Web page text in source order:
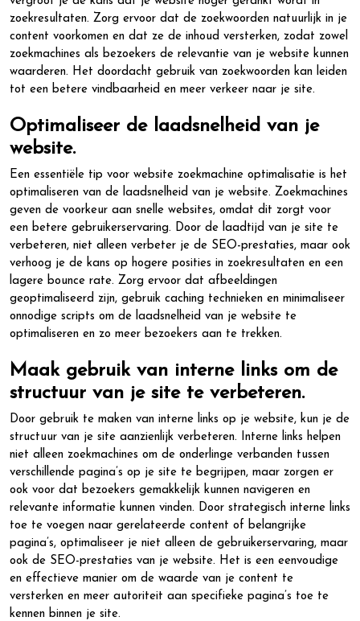
zoekresultaten. Zorg ervoor dat de zoekwoorden natuurlijk in je
content voorkomen en dat ze de inhoud versterken, zodat zowel
zoekmachines als bezoekers de relevantie van je website kunnen
waarderen. Het doordacht gebruik van zoekwoorden kan leiden
tot een betere vindbaarheid en meer verkeer naar je site.
Optimaliseer de laadsnelheid van je
website.
Een essentiële tip voor website zoekmachine optimalisatie is het
optimaliseren van de laadsnelheid van je website. Zoekmachines
geven de voorkeur aan snelle websites, omdat dit zorgt voor
een betere gebruikerservaring. Door de laadtijd van je site te
verbeteren, niet alleen verbeter je de SEO-prestaties, maar ook
verhoog je de kans op hogere posities in zoekresultaten en een
lagere bounce rate. Zorg ervoor dat afbeeldingen
geoptimaliseerd zijn, gebruik caching technieken en minimaliseer
onnodige scripts om de laadsnelheid van je website te
optimaliseren en zo meer bezoekers aan te trekken.
Maak gebruik van interne links om de
structuur van je site te verbeteren.
Door gebruik te maken van interne links op je website, kun je de
structuur van je site aanzienlijk verbeteren. Interne links helpen
niet alleen zoekmachines om de onderlinge verbanden tussen
verschillende pagina’s op je site te begrijpen, maar zorgen er
ook voor dat bezoekers gemakkelijk kunnen navigeren en
relevante informatie kunnen vinden. Door strategisch interne links
toe te voegen naar gerelateerde content of belangrijke
pagina’s, optimaliseer je niet alleen de gebruikerservaring, maar
ook de SEO-prestaties van je website. Het is een eenvoudige
en effectieve manier om de waarde van je content te
versterken en meer autoriteit aan specifieke pagina’s toe te
kennen binnen je site.